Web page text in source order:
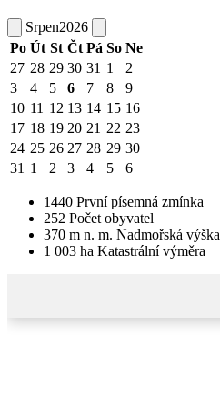
Srpen2026
Po Út St Čt Pá So Ne
27 28 29 30 31 1
2
3
4 5 6 7 8
9
10 11 12 13 14 15 16
17 18 19 20 21 22 23
24 25 26 27 28 29 30
31 1 2 3 4 5 6
1440 První písemná zmínka
252 Počet obyvatel
370 m n. m. Nadmořská výška
1 003 ha Katastrální výměra